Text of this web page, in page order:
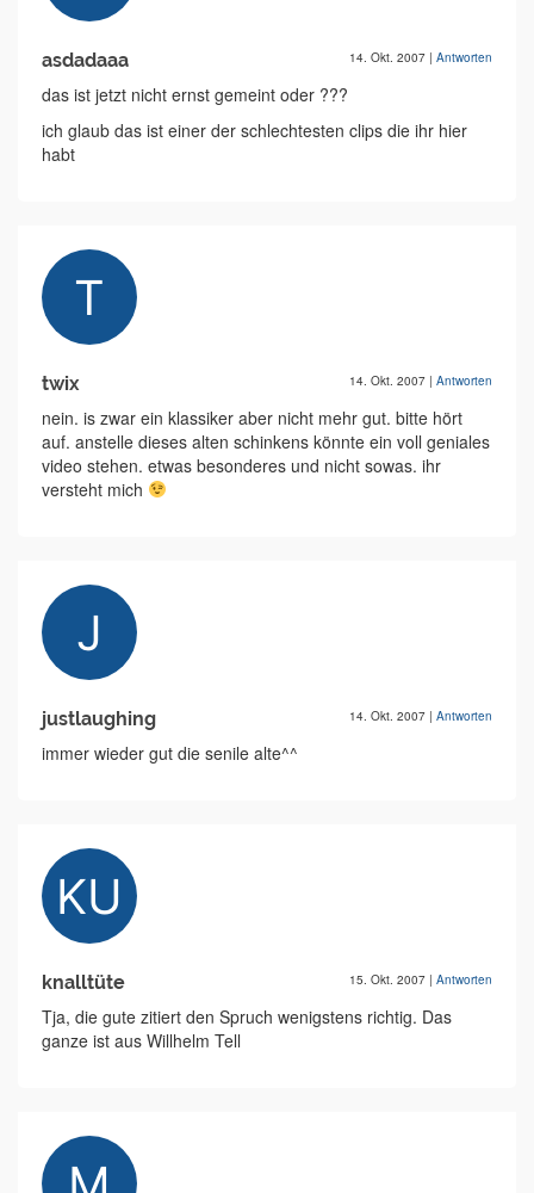
asdadaaa 14. Okt. 2007 | Antworten
das ist jetzt nicht ernst gemeint oder ???
ich glaub das ist einer der schlechtesten clips die ihr hier
habt
twix 14. Okt. 2007 | Antworten
nein. is zwar ein klassiker aber nicht mehr gut. bitte hört
auf. anstelle dieses alten schinkens könnte ein voll geniales
video stehen. etwas besonderes und nicht sowas. ihr
versteht mich
justlaughing 14. Okt. 2007 | Antworten
immer wieder gut die senile alte^^
knalltüte 15. Okt. 2007 | Antworten
Tja, die gute zitiert den Spruch wenigstens richtig. Das
ganze ist aus Willhelm Tell